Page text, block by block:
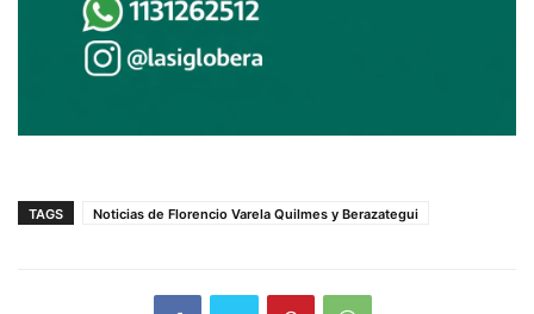
TAGS Noticias de Florencio Varela Quilmes y Berazategui